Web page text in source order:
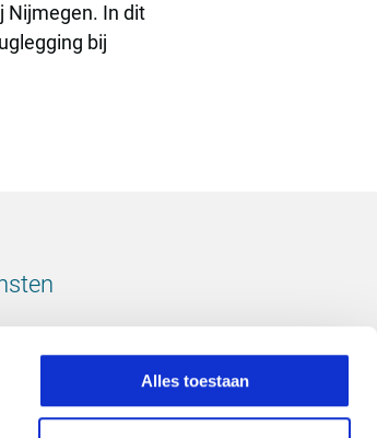
Alles toestaan
Nijmegen. In dit
bij